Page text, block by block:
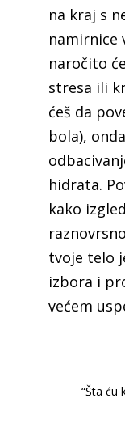
na kraj s
namirnice
naročito
stresa ili
ćeš da
bola),
hidrata.
kako
tvoje telo
izbora i
većem
“Šta ću